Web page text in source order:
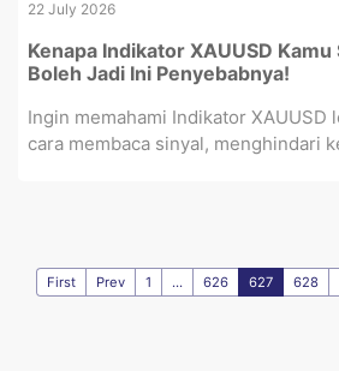
22 July 2026
Kenapa Indikator XAUUSD Kamu
Boleh Jadi Ini Penyebabnya!
Ingin memahami Indikator XAUUSD
cara membaca sinyal, menghindari
First Prev 1 ... 626 627 628